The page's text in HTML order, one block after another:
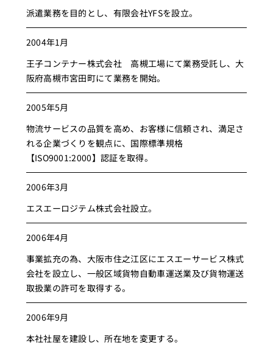
派遣業務を目的とし、有限会社YFSを設立。
2004年1月
王子コンテナー株式会社 高槻工場にて業務受託し、大
阪府高槻市宮田町にて業務を開始。
2005年5月
物流サービスの品質を高め、お客様に信頼され、満足さ
れる企業づくりを観点に、国際標準規格
【ISO9001:2000】認証を取得。
2006年3月
エスエーロジテム株式会社設立。
2006年4月
事業拡充の為、大阪市住之江区にエスエーサービス株式
会社を設立し、一般区域貨物自動車運送業及び貨物運送
取扱業の許可を取得する。
2006年9月
本社社屋を建設し、所在地を変更する。